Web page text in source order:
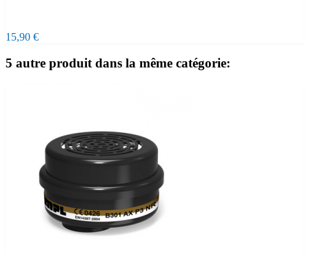
15,90 €
5 autre produit dans la même catégorie: